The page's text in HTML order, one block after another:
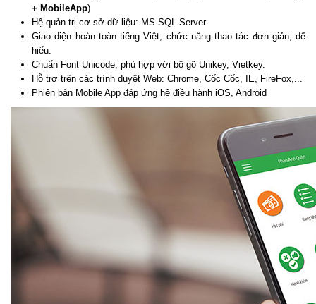
+ MobileApp)
Hệ quản trị cơ sở dữ liệu: MS SQL Server
Giao diện hoàn toàn tiếng Việt, chức năng thao tác đơn giản, dể
hiểu.
Chuẩn Font Unicode, phù hợp với bộ gõ Unikey, Vietkey.
Hỗ trợ trên các trình duyệt Web: Chrome, Cốc Cốc, IE, FireFox,...
Phiên bản Mobile App đáp ứng hệ điều hành iOS, Android